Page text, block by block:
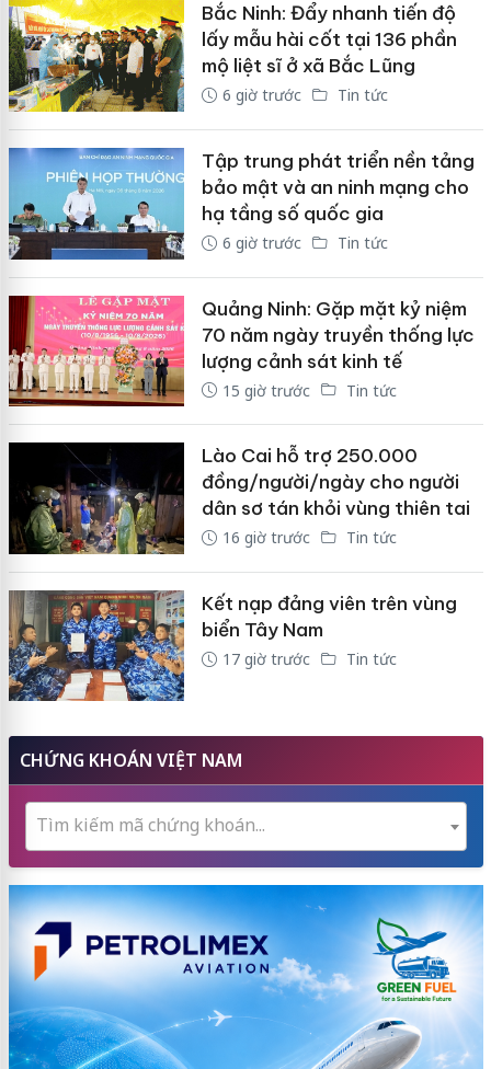
Bắc Ninh: Đẩy nhanh tiến độ
lấy mẫu hài cốt tại 136 phần
mộ liệt sĩ ở xã Bắc Lũng
6 giờ trước Tin tức
Tập trung phát triển nền tảng
bảo mật và an ninh mạng cho
hạ tầng số quốc gia
6 giờ trước Tin tức
Quảng Ninh: Gặp mặt kỷ niệm
70 năm ngày truyền thống lực
lượng cảnh sát kinh tế
15 giờ trước Tin tức
Lào Cai hỗ trợ 250.000
đồng/người/ngày cho người
dân sơ tán khỏi vùng thiên tai
16 giờ trước Tin tức
Kết nạp đảng viên trên vùng
biển Tây Nam
17 giờ trước Tin tức
CHỨNG KHOÁN VIỆT NAM
Tìm kiếm mã chứng khoán...